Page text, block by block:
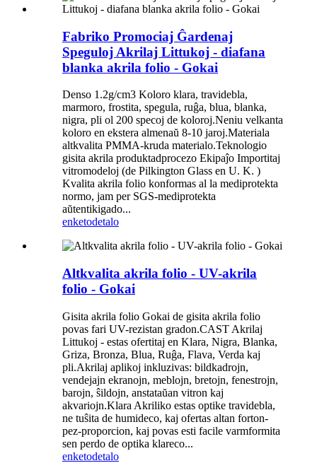
Fabriko Promociaj Ĝardenaj
Speguloj Akrilaj Littukoj - diafana
blanka akrila folio - Gokai
Denso 1.2g/cm3 Koloro klara, travidebla,
marmoro, frostita, spegula, ruĝa, blua, blanka,
nigra, pli ol 200 specoj de koloroj.Neniu velkanta
koloro en ekstera almenaŭ 8-10 jaroj.Materiala
altkvalita PMMA-kruda materialo.Teknologio
gisita akrila produktadprocezo Ekipaĵo Importitaj
vitromodeloj (de Pilkington Glass en U. K. )
Kvalita akrila folio konformas al la mediprotekta
normo, jam per SGS-mediprotekta
aŭtentikigado...
enketodetalo
Altkvalita akrila folio - UV-akrila
folio - Gokai
Gisita akrila folio Gokai de gisita akrila folio
povas fari UV-rezistan gradon.CAST Akrilaj
Littukoj - estas ofertitaj en Klara, Nigra, Blanka,
Griza, Bronza, Blua, Ruĝa, Flava, Verda kaj
pli.Akrilaj aplikoj inkluzivas: bildkadrojn,
vendejajn ekranojn, meblojn, bretojn, fenestrojn,
barojn, ŝildojn, anstataŭan vitron kaj
akvariojn.Klara Akriliko estas optike travidebla,
ne tuŝita de humideco, kaj ofertas altan forton-
pez-proporcion, kaj povas esti facile varmformita
sen perdo de optika klareco...
enketodetalo